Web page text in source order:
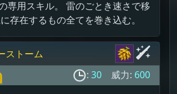
専用スキル。 雷のごとき速さで移
存在するもの全てを巻き込む。
ストーム
: 30 威力: 600